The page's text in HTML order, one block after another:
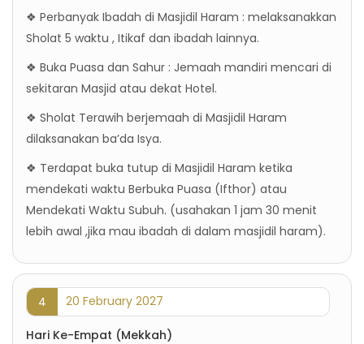
❖ Perbanyak Ibadah di Masjidil Haram : melaksanakkan
Sholat 5 waktu , Itikaf dan ibadah lainnya.
❖ Buka Puasa dan Sahur : Jemaah mandiri mencari di
sekitaran Masjid atau dekat Hotel.
❖ Sholat Terawih berjemaah di Masjidil Haram
dilaksanakan ba’da Isya.
❖ Terdapat buka tutup di Masjidil Haram ketika
mendekati waktu Berbuka Puasa (Ifthor) atau
Mendekati Waktu Subuh. (usahakan 1 jam 30 menit
lebih awal ,jika mau ibadah di dalam masjidil haram).
4 20 February 2027
Hari Ke-Empat (Mekkah)